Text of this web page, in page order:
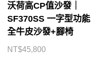
沃荷高CP值沙發｜
SF370SS 一字型功能
全牛皮沙發+腳椅
NT$45,800